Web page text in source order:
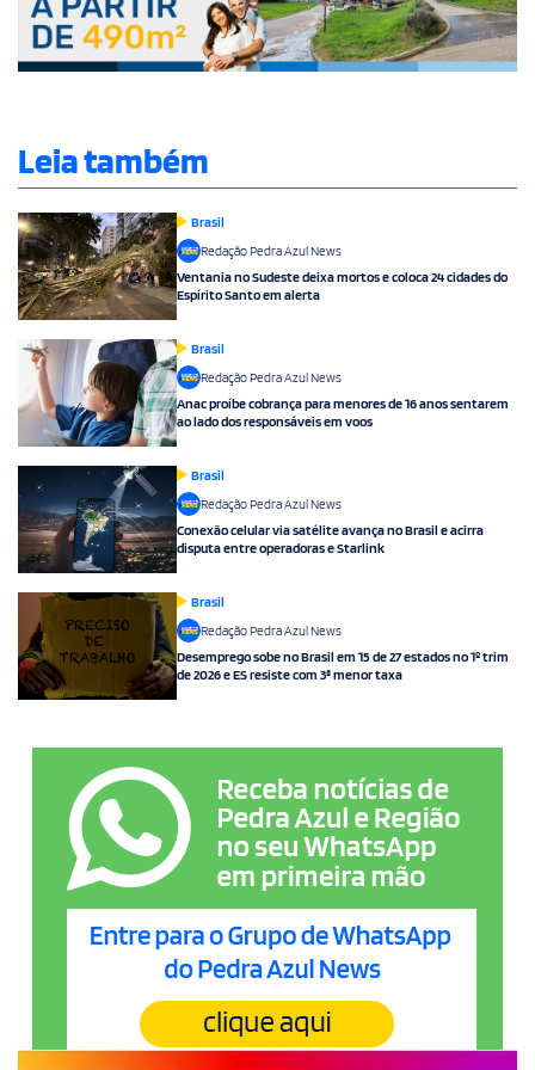
Leia também
Brasil
Redação Pedra Azul News
Ventania no Sudeste deixa mortos e coloca 24 cidades do
Espírito Santo em alerta
Brasil
Redação Pedra Azul News
Anac proíbe cobrança para menores de 16 anos sentarem
ao lado dos responsáveis em voos
Brasil
Redação Pedra Azul News
Conexão celular via satélite avança no Brasil e acirra
disputa entre operadoras e Starlink
Brasil
Redação Pedra Azul News
Desemprego sobe no Brasil em 15 de 27 estados no 1º trim
de 2026 e ES resiste com 3ª menor taxa